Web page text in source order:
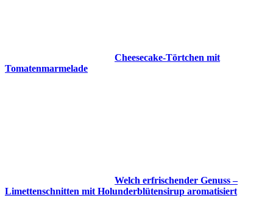
Cheesecake-Törtchen mit
Tomatenmarmelade
Welch erfrischender Genuss –
Limettenschnitten mit Holunderblütensirup aromatisiert